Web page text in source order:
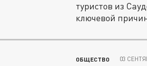
туристов из
ключевой
ОБЩЕСТВО 03